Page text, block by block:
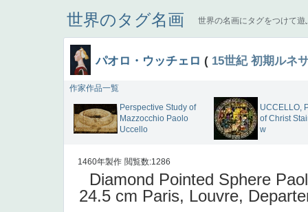
世界のタグ名画 世界の名画にタグをつけて遊
パオロ・ウッチェロ ( 15世紀 初期ルネ
作家作品一覧
Perspective Study of
Mazzocchio Paolo
Uccello
UCCELLO,
of Christ
w
1460年製作 閲覧数:1286
Diamond Pointed Sphere
24.5 cm Paris, Louvre,